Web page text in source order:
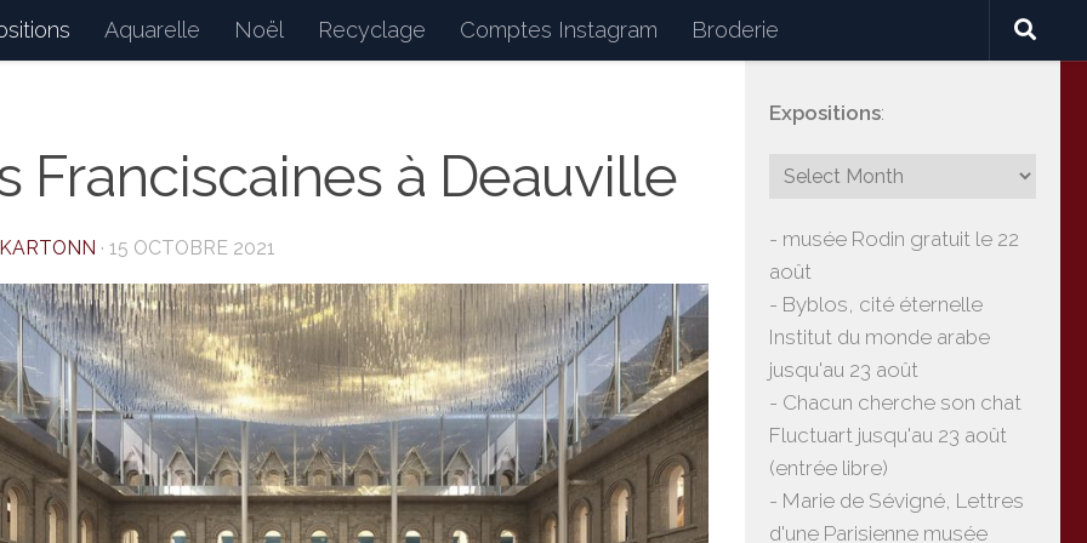
Aquarelle Noël Recyclage Comptes Instagram Broderie
: petits bonheurs du quotidien, dessins, peintures, céramiques, lectures, expositions, voyages
Franciscaines à Deauville
· 15 OCTOBRE 2021
Expositions:
- musée Rodin gratuit le 22
août
- Byblos, cité éternelle
Institut du monde arabe
jusqu'au 23 août
- Chacun cherche son chat
Fluctuart jusqu'au 23 août
(entrée libre)
- Marie de Sévigné, Lettres
d'une Parisienne musée